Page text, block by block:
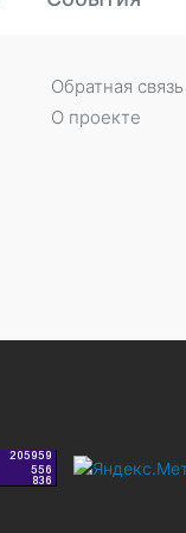
Обратная связь
О проекте